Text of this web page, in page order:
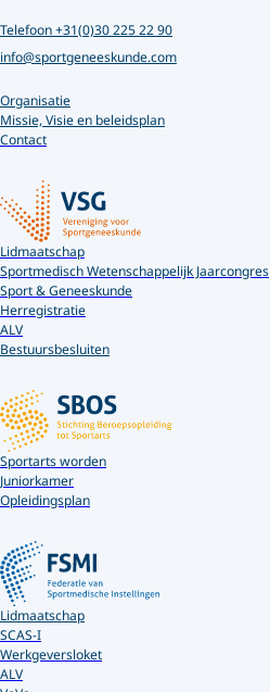
Organisatie
Missie, Visie en beleidsplan
Contact
Lidmaatschap
Sportmedisch Wetenschappelijk Jaarcongres
Sport & Geneeskunde
Herregistratie
ALV
Bestuursbesluiten
Sportarts worden
Juniorkamer
Opleidingsplan
Lidmaatschap
SCAS-I
Werkgeversloket
ALV
Telefoon +31(0)30 225 22 90
info@sportgeneeskunde.com